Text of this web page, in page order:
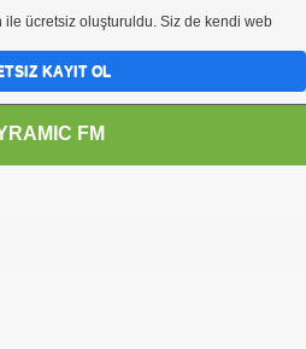
FM
ile ücretsiz oluşturuldu. Siz de kendi web
KAYIT OL